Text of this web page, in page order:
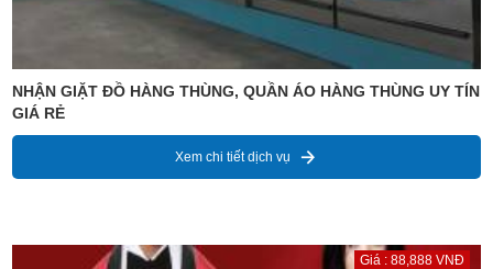
NHẬN GIẶT ĐỒ HÀNG THÙNG, QUẦN ÁO HÀNG THÙNG UY TÍN
GIÁ RẺ
Xem chi tiết dịch vụ
Giá : 88,888 VNĐ